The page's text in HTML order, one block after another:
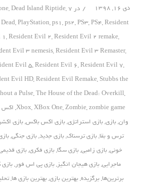
دی ۱۶, ۱۳۹۸ / در 7 Days to Die
,Dead Island Riptide,
,PlayStation,ps1,ps2,PS3,PS4,Resident
,Resident Evil 2,Resident Evil 2 remake,
Evil 3 nemesis,Resident Evil 3 Remaster,
Evil 5,Resident Evil 6,Resident Evil 7,
Evil HD,Resident Evil Remake, Stubbs the
a Pulse,The House of the Dead: Overkill,
Xbox,XBox One,Zombie,zombie game
, اکس
وان,بازی,بازی استراتژی,بازی اکس باکس,بازی
ترس و بقا,بازی ترسناک,بازی جدید,بازی جنگی,
خونی,بازی زامبی,بازی سگا,بازی فکری,بازی
ماجرایی,بازی هیجان انگیز,بازی پی اس فور,بازی
برترین‌ها,برگزیده,بهترین بازی,بهترین بازی ها,